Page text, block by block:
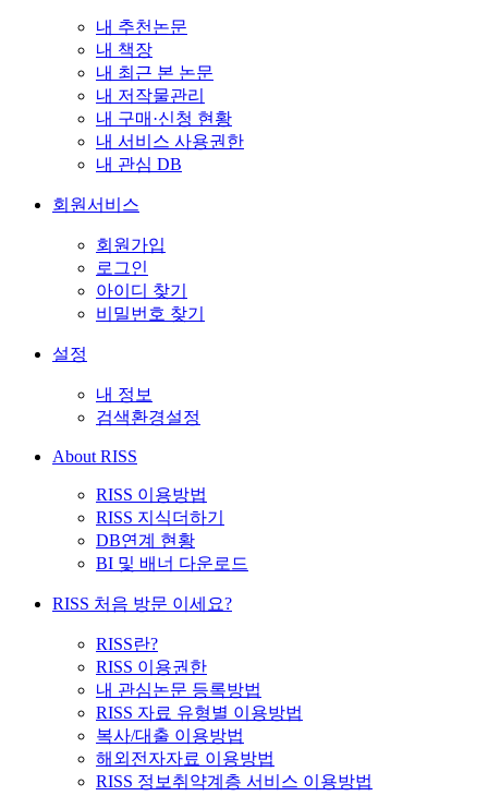
내 추천논문
내 책장
내 최근 본 논문
내 저작물관리
내 구매·신청 현황
내 서비스 사용권한
내 관심 DB
회원서비스
회원가입
로그인
아이디 찾기
비밀번호 찾기
설정
내 정보
검색환경설정
About RISS
RISS 이용방법
RISS 지식더하기
DB연계 현황
BI 및 배너 다운로드
RISS 처음 방문 이세요?
RISS란?
RISS 이용권한
내 관심논문 등록방법
RISS 자료 유형별 이용방법
복사/대출 이용방법
해외전자자료 이용방법
RISS 정보취약계층 서비스 이용방법